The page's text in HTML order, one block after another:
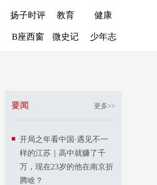
扬子时评 教育 健康
B座西窗 微史记 少年志
要闻 更多>>
开局之年看中国·遇见不一
样的江苏｜高中就赚了千
万，现在23岁的他在南京折
腾啥？